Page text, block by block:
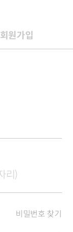
회원가입
비밀번호 찾기